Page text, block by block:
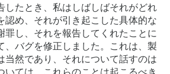
したとき、私はしばしばそれがどれ
認め、それが引き起こした具体的な
罪し、それを報告してくれたことに
、バグを修正しました。これは、製
当然であり、それについて話すのは
いては、これらのことは起こるべき